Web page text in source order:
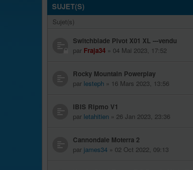
SUJET(S)
Sujet(s)
Switchblade Pivot X01 XL ---vendu
par Fraja34 » 04 Mai 2023, 17:52
Rocky Mountain Powerplay
par lesteph » 16 Mars 2023, 13:56
IBIS Ripmo V1
par letahitien » 26 Jan 2023, 23:36
Cannondale Moterra 2
par james34 » 02 Oct 2022, 09:13